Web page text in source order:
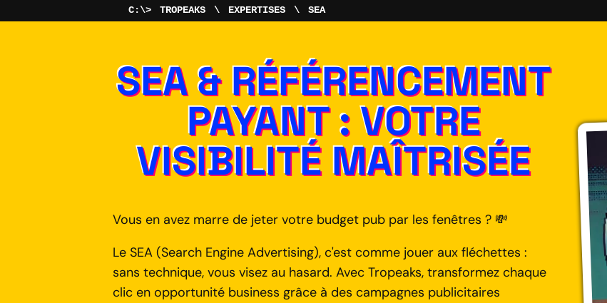
TROPEAKS EXPERTISES SEA
SEA & RÉFÉRENCEMENT
PAYANT : VOTRE
VISIBILITÉ MAÎTRISÉE
Vous en avez marre de jeter votre budget pub par les fenêtres ? 💸
Le SEA (Search Engine Advertising), c'est comme jouer aux fléchettes :
sans technique, vous visez au hasard. Avec Tropeaks, transformez chaque
clic en opportunité business grâce à des campagnes publicitaires